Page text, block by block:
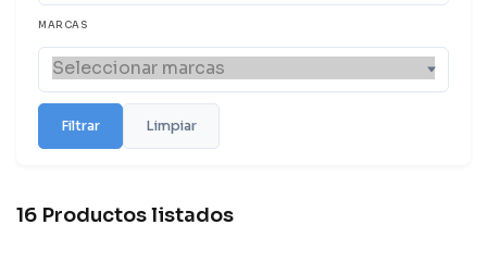
MARCAS
Filtrar Limpiar
16 Productos listados